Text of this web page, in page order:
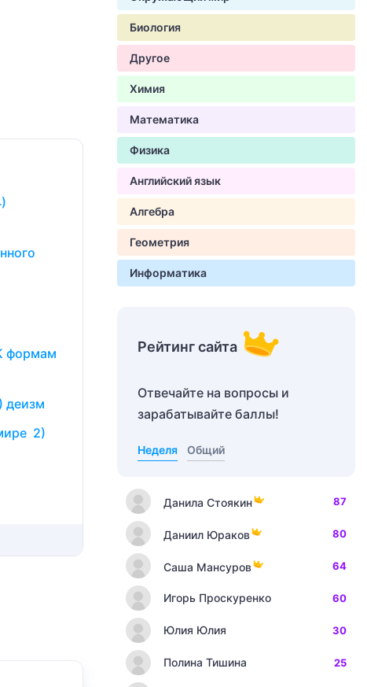
формам
деизм
2)
Биология
Другое
Химия
Математика
Физика
Английский язык
Алгебра
Геометрия
Информатика
Рейтинг сайта
Отвечайте на вопросы и
зарабатывайте баллы!
Неделя Общий
Данила Стоякин 87
Даниил Юраков 80
Саша Мансуров 64
Игорь Проскуренко 60
Юлия Юлия 30
Полина Тишина 25